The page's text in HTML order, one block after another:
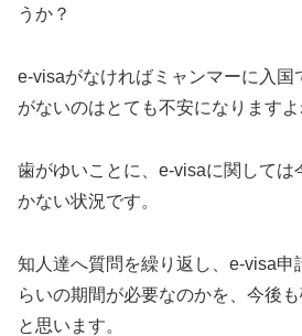
うか？
e-visaがなければミャンマーに入国
がないのはとても不安になりますよ
歯がゆいことに、e-visaに関しては
かない状況です。
知人達へ質問を繰り返し、e-visa申
らいの期間が必要なのかを、今後
と思います。